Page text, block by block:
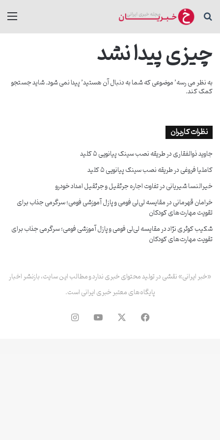
جستجو برای
چیزی پیدا نشد
به نظر می رسه’ موضوعی که شما به دنبال آن هستید’ پیدا نمی شود. شاید جستجو
کمک کند.
نظرات کاربران
جاوید ذوالفقاریدرطریقه نصب سینک پیانویی ۵ کلید
کاملیا فروغیدرطریقه نصب سینک پیانویی ۵ کلید
خیرالنسا شیریانیدرتفاوت اجاره جرثقیل و جرثقیل امداد خودرو
خرامان قهرمانیدرمقایسه لی‌لی فومی و پازل آموزشی فومی؛ سرگرمی جذاب برای
تقویت مهارت‌های کودکان
شکیب کوثری نژاددرمقایسه لی‌لی فومی و پازل آموزشی فومی؛ سرگرمی جذاب برای
تقویت مهارت‌های کودکان
«خبر ایرانی» نقشی در تولید محتوای خبری ندارد و مطالب این سایت، بازنشر اخبار
پایگاه‌های معتبر خبری ایرانی است.
فیس
یوتیوباینستاگرام